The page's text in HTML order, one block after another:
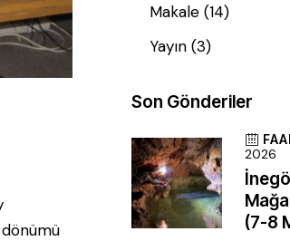
dönümü
Makale (14)
Yayın (3)
Son Gönderiler
2026
(7-8